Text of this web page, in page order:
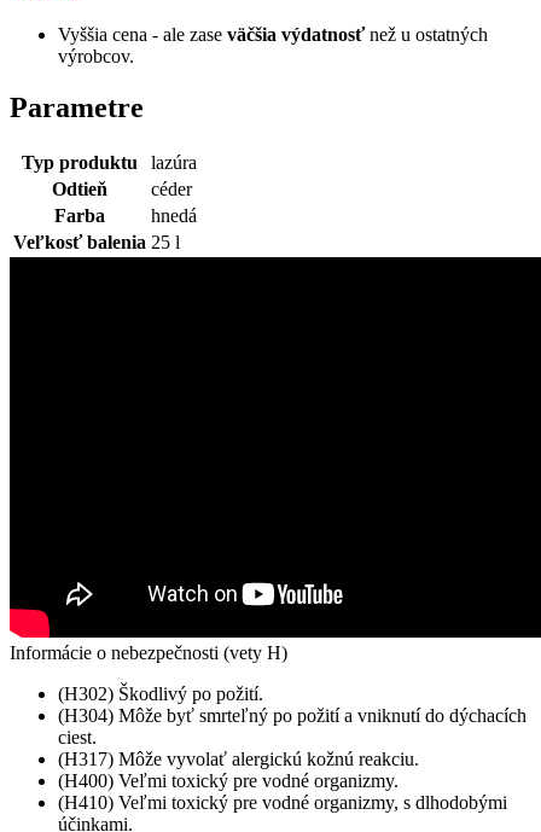
Vyššia cena - ale zase väčšia výdatnosťnež u ostatných
výrobcov.
Parametre
Typ produktu
lazúra
Odtieň
céder
Farba
hnedá
Veľkosť balenia 25 l
Informácie o nebezpečnosti (vety H)
(H302) Škodlivý po požití.
(H304) Môže byť smrteľný po požití a vniknutí do dýchacích
ciest.
(H317) Môže vyvolať alergickú kožnú reakciu.
(H400) Veľmi toxický pre vodné organizmy.
(H410) Veľmi toxický pre vodné organizmy, s dlhodobými
účinkami.